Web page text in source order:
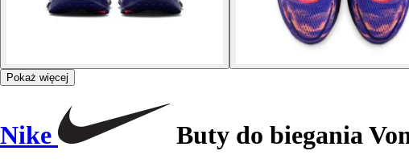
Pokaż więcej
Nike Buty do biegania